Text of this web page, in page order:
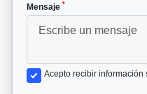
Mensaje *
Acepto recibir